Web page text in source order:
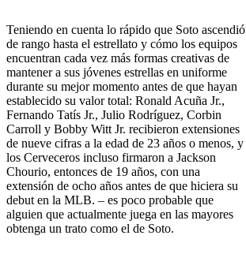
Teniendo en cuenta lo rápido que Soto ascendió
de rango hasta el estrellato y cómo los equipos
encuentran cada vez más formas creativas de
mantener a sus jóvenes estrellas en uniforme
durante su mejor momento antes de que hayan
establecido su valor total: Ronald Acuña Jr.,
Fernando Tatís Jr., Julio Rodríguez, Corbin
Carroll y Bobby Witt Jr. recibieron extensiones
de nueve cifras a la edad de 23 años o menos, y
los Cerveceros incluso firmaron a Jackson
Chourio, entonces de 19 años, con una
extensión de ocho años antes de que hiciera su
debut en la MLB. – es poco probable que
alguien que actualmente juega en las mayores
obtenga un trato como el de Soto.